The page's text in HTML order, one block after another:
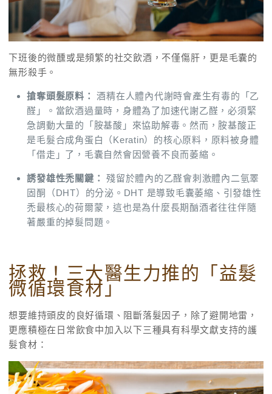
下班後的微醺或是頻繁的社交飲酒，不僅傷肝，更是毛囊的
無形殺手。
搶奪頭髮原料：
酒精在人體內代謝時會產生有毒的「乙
醛」。當飲酒過量時，身體為了加速代謝乙醛，必須緊
急調動大量的「胺基酸」來協助解毒。然而，胺基酸正
是毛髮合成角蛋白（Keratin）的核心原料，原料被身體
「借走」了，毛囊自然會因營養不良而萎縮。
誘發雄性禿關鍵：
殘留於體內的乙醛會刺激體內二氫睪
固酮（DHT）的分泌。DHT 是導致毛囊萎縮、引發雄性
禿最核心的荷爾蒙，這也是為什麼長期酗酒者往往伴隨
著嚴重的掉髮問題。
拯救！三大醫生力推的「益髮
微循環食材」
想要維持頭皮的良好循環、阻斷落髮因子，除了避開地雷，
更應積極在日常飲食中加入以下三種具有科學文獻支持的護
髮食材：